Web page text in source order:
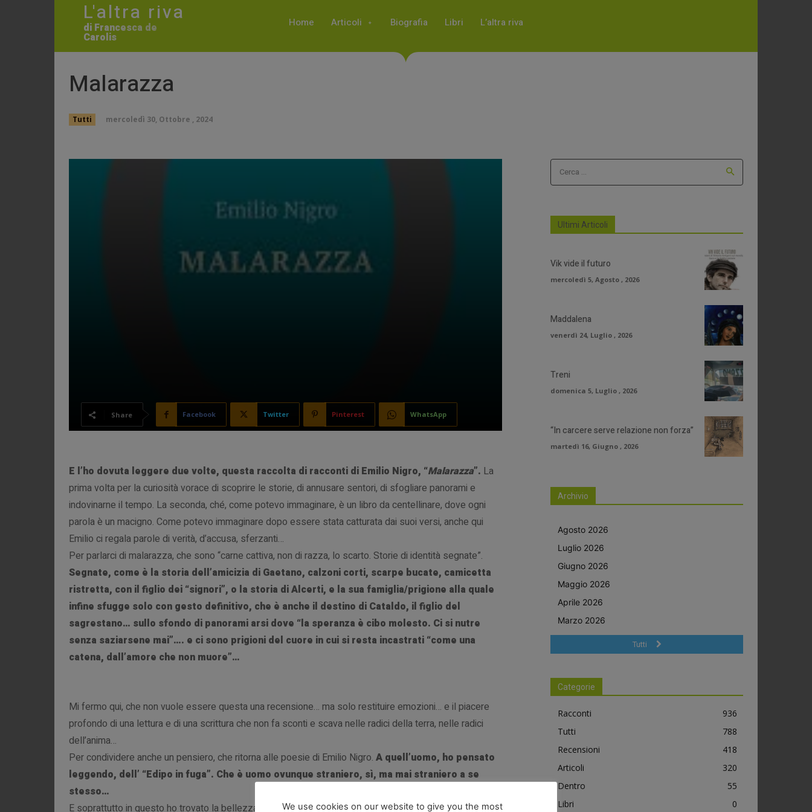
L'altra riva
di Francesca de
Carolis
Home Articoli Biografia Libri L’altra riva
Malarazza
Tutti mercoledì 30, Ottobre , 2024
Share Facebook Twitter Pinterest WhatsApp
E l’ho dovuta leggere due volte, questa raccolta di racconti di Emilio Nigro, “Malarazza”. La
prima volta per la curiosità vorace di scoprire le storie, di annusare sentori, di sfogliare panorami e
indovinarne il tempo. La seconda, ché, come potevo immaginare, è un libro da centellinare, dove ogni
parola è un macigno. Come potevo immaginare dopo essere stata catturata dai suoi versi, anche qui
Emilio ci regala parole di verità, d’accusa, sferzanti…
Per parlarci di malarazza, che sono “carne cattiva, non di razza, lo scarto. Storie di identità segnate”.
Segnate, come è la storia dell’amicizia di Gaetano, calzoni corti, scarpe bucate, camicetta
ristretta, con il figlio dei “signori”, o la storia di Alcerti, e la sua famiglia/prigione alla quale
infine sfugge solo con gesto definitivo, che è anche il destino di Cataldo, il figlio del
sagrestano… sullo sfondo di panorami arsi dove “la speranza è cibo molesto. Ci si nutre
senza saziarsene mai”…. e ci sono prigioni del cuore in cui si resta incastrati “come una
catena, dall’amore che non muore”…
Mi fermo qui, che non vuole essere questa una recensione… ma solo restituire emozioni… e il piacere
profondo di una lettura e di una scrittura che non fa sconti e scava nelle radici della terra, nelle radici
dell’anima…
Per condividere anche un pensiero, che ritorna alle poesie di Emilio Nigro. A quell’uomo, ho pensato
leggendo, dell’ “Edipo in fuga”. Che è uomo ovunque straniero, sì, ma mai straniero a se
stesso…
E soprattutto in questo ho trovato la bellezza di “Malarazza”.Ed è bellezza sotterranea… rubo le
Cerca ...
Ultimi Articoli
Vik vide il futuro
mercoledì 5, Agosto , 2026
Maddalena
venerdì 24, Luglio , 2026
Treni
domenica 5, Luglio , 2026
“In carcere serve relazione non forza”
martedì 16, Giugno , 2026
Archivio
Agosto 2026
Luglio 2026
Giugno 2026
Maggio 2026
Aprile 2026
Marzo 2026
Tutti
Categorie
Racconti
936
Tutti
788
Recensioni
418
Articoli
320
Dentro
55
Libri
0
We use cookies on our website to give you the most